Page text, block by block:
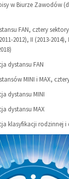
w Biurze Zawodów
FAN, cztery
2012), II (2013-2014),
dystansu FAN
MINI i MAX,
dystansu MINI
dystansu MAX
klasyfikacji rodzinnej i